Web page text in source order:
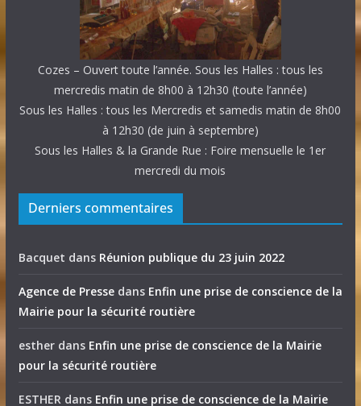
Cozes – Ouvert toute l’année. Sous les Halles : tous les
mercredis matin de 8h00 à 12h30 (toute l’année)
Sous les Halles : tous les Mercredis et samedis matin de 8h00
à 12h30 (de juin à septembre)
Sous les Halles & la Grande Rue : Foire mensuelle le 1er
mercredi du mois
Derniers commentaires
Bacquet dans Réunion publique du 23 juin 2022
Agence de Pressedans Enfin une prise de conscience de la
Mairie pour la sécurité routière
estherdans Enfin une prise de conscience de la Mairie
pour la sécurité routière
ESTHERdans Enfin une prise de conscience de la Mairie